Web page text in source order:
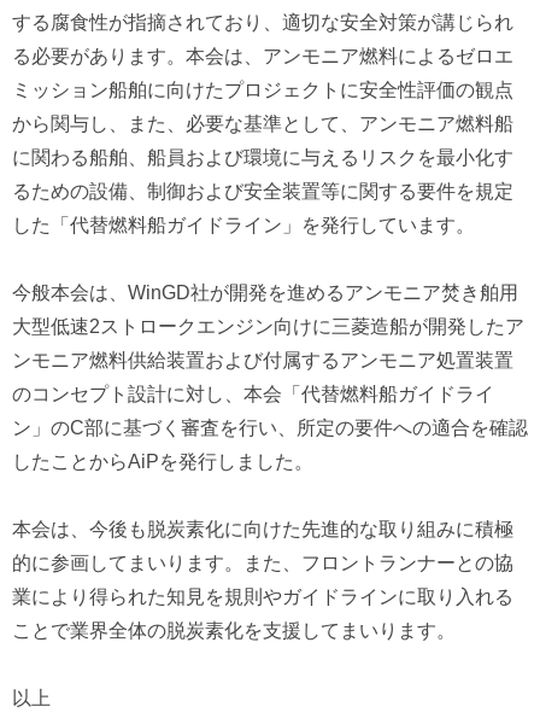
する腐食性が指摘されており、適切な安全対策が講じられ
る必要があります。本会は、アンモニア燃料によるゼロエ
ミッション船舶に向けたプロジェクトに安全性評価の観点
から関与し、また、必要な基準として、アンモニア燃料船
に関わる船舶、船員および環境に与えるリスクを最小化す
るための設備、制御および安全装置等に関する要件を規定
した「代替燃料船ガイドライン」を発行しています。
今般本会は、WinGD社が開発を進めるアンモニア焚き舶用
大型低速2ストロークエンジン向けに三菱造船が開発したア
ンモニア燃料供給装置および付属するアンモニア処置装置
のコンセプト設計に対し、本会「代替燃料船ガイドライ
ン」のC部に基づく審査を行い、所定の要件への適合を確認
したことからAiPを発行しました。
本会は、今後も脱炭素化に向けた先進的な取り組みに積極
的に参画してまいります。また、フロントランナーとの協
業により得られた知見を規則やガイドラインに取り入れる
ことで業界全体の脱炭素化を支援してまいります。
以上